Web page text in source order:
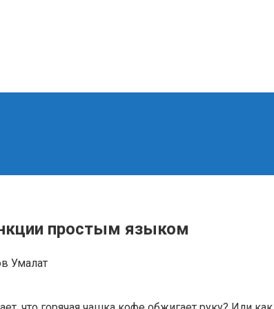
простым языком
Умалат